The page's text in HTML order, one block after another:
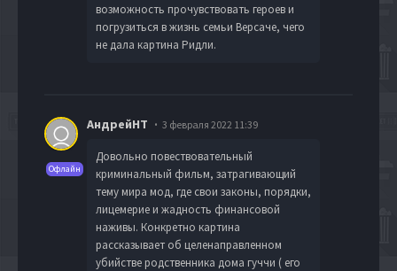
возможность прочувствовать героев и
погрузиться в жизнь семьи Версаче, чего
не дала картина Ридли.
Офлайн
АндрейНТ 3 февраля 2022 11:39
Довольно повествовательный
криминальный фильм, затрагивающий
тему мира мод, где свои законы, порядки,
лицемерие и жадность финансовой
наживы. Конкретно картина
рассказывает об целенаправленном
убийстве родственника дома гуччи ( его